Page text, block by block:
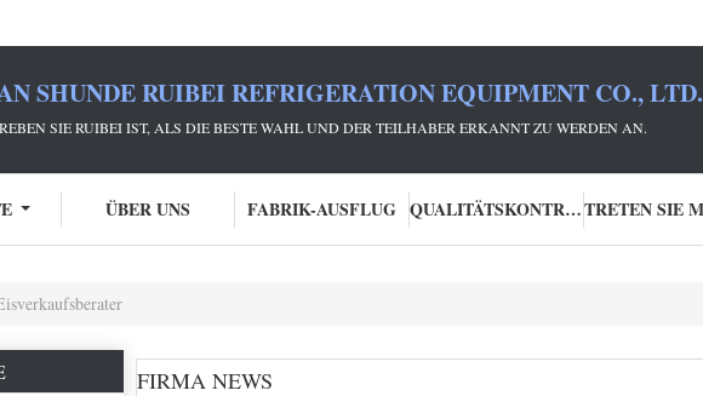
SHUNDE RUIBEI REFRIGERATION EQUIPMENT CO., LTD.
SIE RUIBEI IST, ALS DIE BESTE WAHL UND DER TEILHABER ERKANNT ZU WERDEN AN.
ÜBER UNS FABRIK-AUSFLUG QUALITÄTSKONTROLLE
FIRMA NEWS